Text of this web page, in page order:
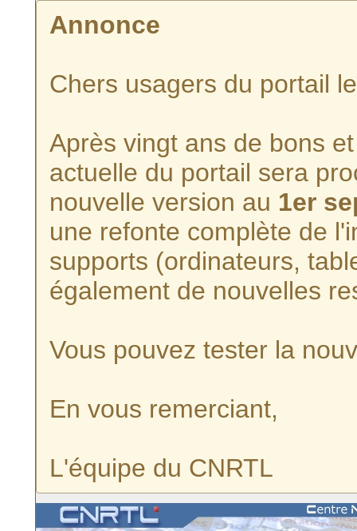
Annonce
Chers usagers du portail
Après vingt ans de bons
actuelle du portail sera
nouvelle version au 1er
une refonte complète de
supports (ordinateurs,
également de nouvelles
Vous pouvez tester la
En vous remerciant,
L'équipe du CNRTL